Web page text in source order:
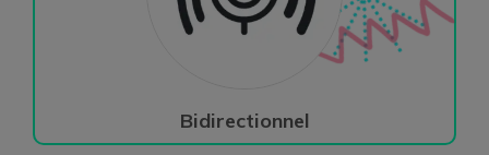
Bidirectionnel